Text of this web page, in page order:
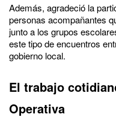
Además, agradeció la
personas acompañantes
junto a los grupos
este tipo de encuentros
gobierno local.
El trabajo
Operativa